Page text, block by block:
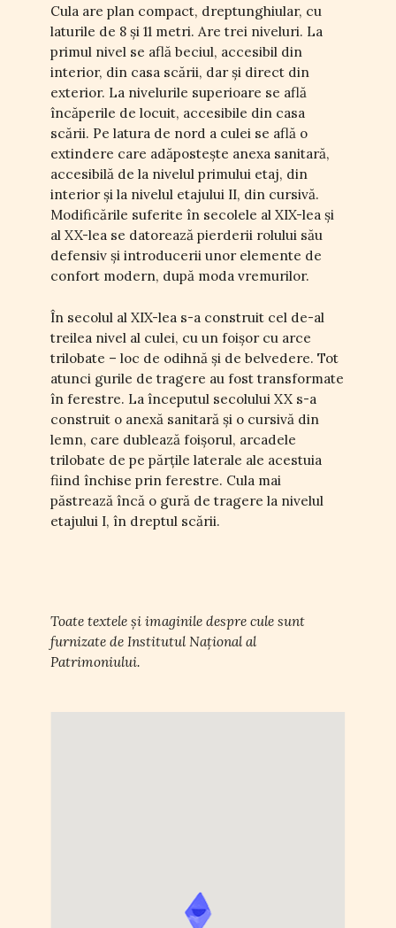
Cula are plan compact, dreptunghiular, cu
laturile de 8 și 11 metri. Are trei niveluri. La
primul nivel se află beciul, accesibil din
interior, din casa scării, dar și direct din
exterior. La nivelurile superioare se află
încăperile de locuit, accesibile din casa
scării. Pe latura de nord a culei se află o
extindere care adăpostește anexa sanitară,
accesibilă de la nivelul primului etaj, din
interior și la nivelul etajului II, din cursivă.
Modificările suferite în secolele al XIX-lea și
al XX-lea se datorează pierderii rolului său
defensiv și introducerii unor elemente de
confort modern, după moda vremurilor.
În secolul al XIX-lea s-a construit cel de-al
treilea nivel al culei, cu un foișor cu arce
trilobate – loc de odihnă și de belvedere. Tot
atunci gurile de tragere au fost transformate
în ferestre. La începutul secolului XX s-a
construit o anexă sanitară și o cursivă din
lemn, care dublează foișorul, arcadele
trilobate de pe părțile laterale ale acestuia
fiind închise prin ferestre. Cula mai
păstrează încă o gură de tragere la nivelul
etajului I, în dreptul scării.
Toate textele și imaginile despre cule sunt
furnizate de Institutul Național al
Patrimoniului.